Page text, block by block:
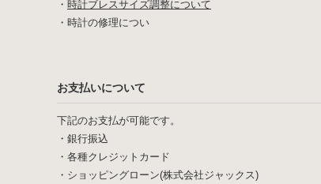
・ 時計ブレスサイズ調整について
・ 時計の修理につい
お支払いについて
下記のお支払が可能です。
・銀行振込
・各種クレジットカード
・ショッピングローン(株式会社ジャックス)